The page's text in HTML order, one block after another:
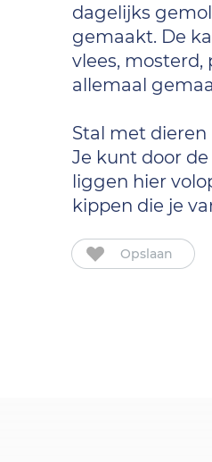
dagelijks
gemaakt. De
vlees, mosterd,
allemaal
Stal met dieren
Je kunt door
liggen hier
kippen die je
Opslaan